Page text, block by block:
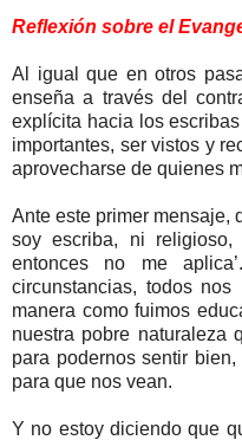
Reflexión sobre el
Al igual que en otros
enseña a través del
explícita hacia los
importantes, ser vistos y
aprovecharse de quienes
Ante este primer mensaje,
soy escriba, ni
entonces no me
circunstancias, todos
manera como fuimos
nuestra pobre naturaleza
para podernos sentir
para que nos vean.
Y no estoy diciendo que